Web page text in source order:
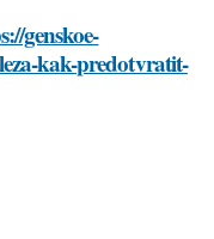
genskoe-
kak-predotvratit-